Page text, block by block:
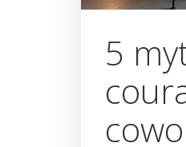
5